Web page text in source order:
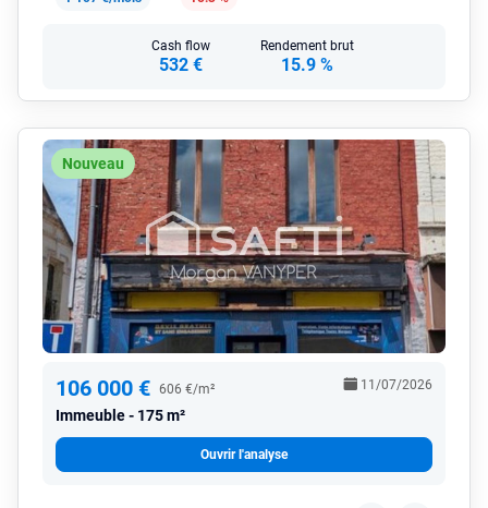
Cash flow
532 €
Rendement brut
15.9 %
Nouveau
106 000 € 606 €/m²
Immeuble 175 m²
11/07/2026
Ouvrir l'analyse